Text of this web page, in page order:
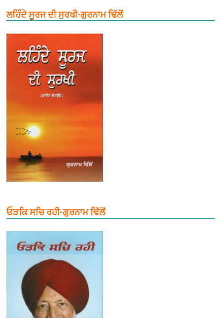
ਲਹਿੰਦੇ ਸੂਰਜ ਦੀ ਸੁਰਖੀ-ਗੁਰਨਾਮ ਢਿੱਲੋਂ
ਓੜਕਿ ਸਚਿ ਰਹੀ-ਗੁਰਨਾਮ ਢਿੱਲੋਂ